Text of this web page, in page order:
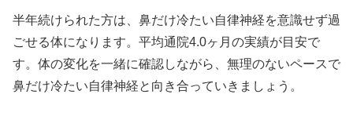
半年続けられた方は、鼻だけ冷たい自律神経を意識せず過
ごせる体になります。平均通院4.0ヶ月の実績が目安で
す。体の変化を一緒に確認しながら、無理のないペースで
鼻だけ冷たい自律神経と向き合っていきましょう。